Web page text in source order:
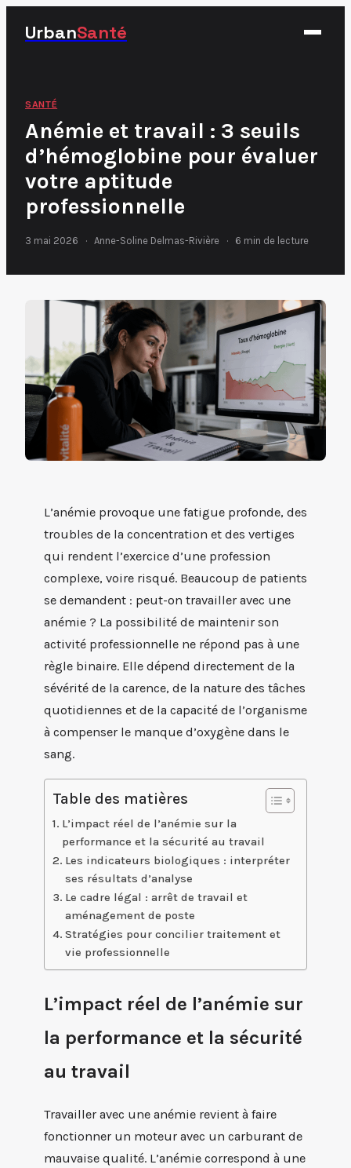
UrbanSanté
Nutrition
Santé
Sport
SANTÉ
Anémie et travail : 3 seuils
d’hémoglobine pour évaluer
votre aptitude
professionnelle
3 mai 2026 · Anne-Soline Delmas-Rivière · 6 min de lecture
L’anémie provoque une fatigue profonde, des
troubles de la concentration et des vertiges
qui rendent l’exercice d’une profession
complexe, voire risqué. Beaucoup de patients
se demandent : peut-on travailler avec une
anémie ? La possibilité de maintenir son
activité professionnelle ne répond pas à une
règle binaire. Elle dépend directement de la
sévérité de la carence, de la nature des tâches
quotidiennes et de la capacité de l’organisme
à compenser le manque d’oxygène dans le
sang.
Table des matières
L’impact réel de l’anémie sur la
performance et la sécurité au travail
Les indicateurs biologiques : interpréter
ses résultats d’analyse
Le cadre légal : arrêt de travail et
aménagement de poste
Stratégies pour concilier traitement et
vie professionnelle
L’impact réel de l’anémie sur
la performance et la sécurité
au travail
Travailler avec une anémie revient à faire
fonctionner un moteur avec un carburant de
mauvaise qualité. L’anémie correspond à une